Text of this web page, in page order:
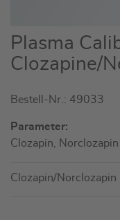
Zum
Anfang
der
springen
Plasma
Clozapine/
Bestell-Nr.: 49033
Parameter:
Clozapin, Norclozapin
Clozapin/Norclozapin